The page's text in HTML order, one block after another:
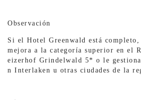
Observación
Si el Hotel Greenwald está
mejora a la categoría superior en el
eizerhof Grindelwald 5* o le
n Interlaken u otras ciudades de la